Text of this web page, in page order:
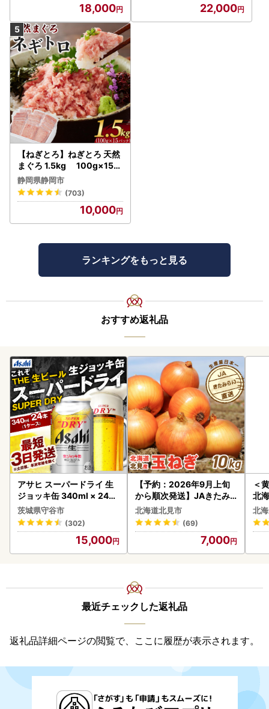
18,000 22,000
【ねぎとろ】ねぎとろ 天然
まぐろ 1.5kg 100g×15パ
ック
静岡県静岡市
(703)
10,000
ランキングをもっと見る
おすすめ返礼品
アサヒ スーパードライ 生
ジョッキ缶 340ml × 24本
(1ケース) ＜茨城工場＞ 缶
ビール お酒 Asahi 守谷市
茨城県守谷市
(302)
15,000
【予約：2026年9月上旬
から順次発送】JAきたみ
らい産 玉ねぎ Lサイズ 10k
g ( タマネギ たまねぎ 野菜
)【210-0003-2026】
北海道北見市
(69)
7,000
＜
北
北
最近チェックした返礼品
返礼品詳細ページの閲覧で、ここに履歴が表示されます。